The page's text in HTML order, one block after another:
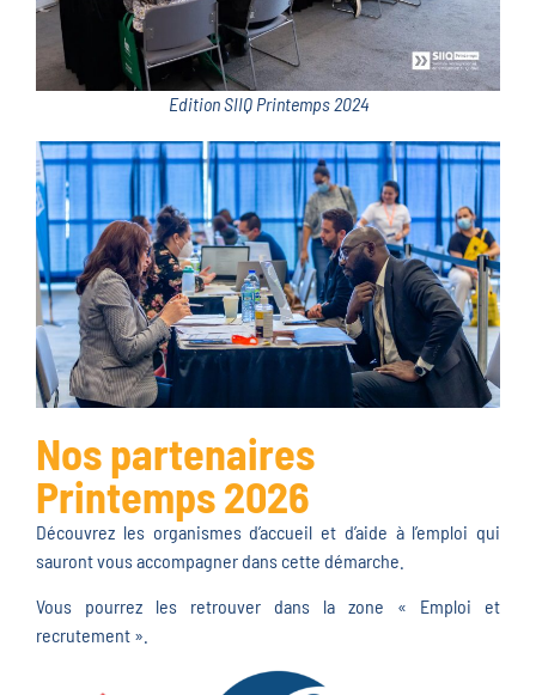
Edition SIIQ Printemps 2024
Nos partenaires
Printemps 2026
Découvrez les organismes d’accueil et d’aide à l’emploi qui
sauront vous accompagner dans cette démarche.
Vous pourrez les retrouver dans la zone « Emploi et
recrutement ».